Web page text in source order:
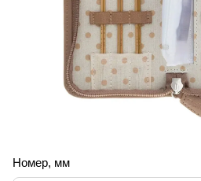
Номер, мм